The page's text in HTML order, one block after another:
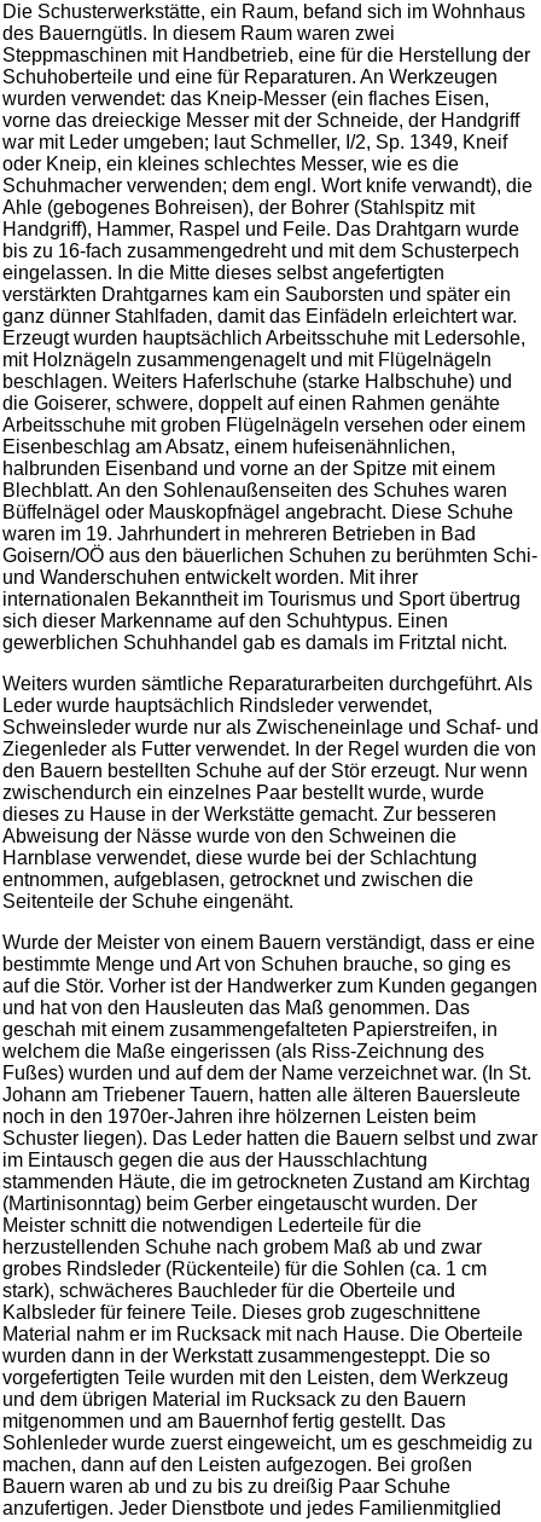
Die Schusterwerkstätte, ein Raum, befand sich im Wohnhaus
des Bauerngütls. In diesem Raum waren zwei
Steppmaschinen mit Handbetrieb, eine für die Herstellung der
Schuhoberteile und eine für Reparaturen. An Werkzeugen
wurden verwendet: das Kneip-Messer (ein flaches Eisen,
vorne das dreieckige Messer mit der Schneide, der Handgriff
war mit Leder umgeben; laut Schmeller, I/2, Sp. 1349, Kneif
oder Kneip, ein kleines schlechtes Messer, wie es die
Schuhmacher verwenden; dem engl. Wort knife verwandt), die
Ahle (gebogenes Bohreisen), der Bohrer (Stahlspitz mit
Handgriff), Hammer, Raspel und Feile. Das Drahtgarn wurde
bis zu 16-fach zusammengedreht und mit dem Schusterpech
eingelassen. In die Mitte dieses selbst angefertigten
verstärkten Drahtgarnes kam ein Sauborsten und später ein
ganz dünner Stahlfaden, damit das Einfädeln erleichtert war.
Erzeugt wurden hauptsächlich Arbeitsschuhe mit Ledersohle,
mit Holznägeln zusammengenagelt und mit Flügelnägeln
beschlagen. Weiters Haferlschuhe (starke Halbschuhe) und
die Goiserer, schwere, doppelt auf einen Rahmen genähte
Arbeitsschuhe mit groben Flügelnägeln versehen oder einem
Eisenbeschlag am Absatz, einem hufeisenähnlichen,
halbrunden Eisenband und vorne an der Spitze mit einem
Blechblatt. An den Sohlenaußenseiten des Schuhes waren
Büffelnägel oder Mauskopfnägel angebracht. Diese Schuhe
waren im 19. Jahrhundert in mehreren Betrieben in Bad
Goisern/OÖ aus den bäuerlichen Schuhen zu berühmten Schi-
und Wanderschuhen entwickelt worden. Mit ihrer
internationalen Bekanntheit im Tourismus und Sport übertrug
sich dieser Markenname auf den Schuhtypus. Einen
gewerblichen Schuhhandel gab es damals im Fritztal nicht.
Weiters wurden sämtliche Reparaturarbeiten durchgeführt. Als
Leder wurde hauptsächlich Rindsleder verwendet,
Schweinsleder wurde nur als Zwischeneinlage und Schaf- und
Ziegenleder als Futter verwendet. In der Regel wurden die von
den Bauern bestellten Schuhe auf der Stör erzeugt. Nur wenn
zwischendurch ein einzelnes Paar bestellt wurde, wurde
dieses zu Hause in der Werkstätte gemacht. Zur besseren
Abweisung der Nässe wurde von den Schweinen die
Harnblase verwendet, diese wurde bei der Schlachtung
entnommen, aufgeblasen, getrocknet und zwischen die
Seitenteile der Schuhe eingenäht.
Wurde der Meister von einem Bauern verständigt, dass er eine
bestimmte Menge und Art von Schuhen brauche, so ging es
auf die Stör. Vorher ist der Handwerker zum Kunden gegangen
und hat von den Hausleuten das Maß genommen. Das
geschah mit einem zusammengefalteten Papierstreifen, in
welchem die Maße eingerissen (als Riss-Zeichnung des
Fußes) wurden und auf dem der Name verzeichnet war. (In St.
Johann am Triebener Tauern, hatten alle älteren Bauersleute
noch in den 1970er-Jahren ihre hölzernen Leisten beim
Schuster liegen). Das Leder hatten die Bauern selbst und zwar
im Eintausch gegen die aus der Hausschlachtung
stammenden Häute, die im getrockneten Zustand am Kirchtag
(Martinisonntag) beim Gerber eingetauscht wurden. Der
Meister schnitt die notwendigen Lederteile für die
herzustellenden Schuhe nach grobem Maß ab und zwar
grobes Rindsleder (Rückenteile) für die Sohlen (ca. 1 cm
stark), schwächeres Bauchleder für die Oberteile und
Kalbsleder für feinere Teile. Dieses grob zugeschnittene
Material nahm er im Rucksack mit nach Hause. Die Oberteile
wurden dann in der Werkstatt zusammengesteppt. Die so
vorgefertigten Teile wurden mit den Leisten, dem Werkzeug
und dem übrigen Material im Rucksack zu den Bauern
mitgenommen und am Bauernhof fertig gestellt. Das
Sohlenleder wurde zuerst eingeweicht, um es geschmeidig zu
machen, dann auf den Leisten aufgezogen. Bei großen
Bauern waren ab und zu bis zu dreißig Paar Schuhe
anzufertigen. Jeder Dienstbote und jedes Familienmitglied